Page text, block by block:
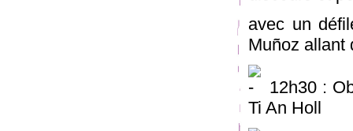
avec un
Muñoz allant
12h30 :
Ti An Holl